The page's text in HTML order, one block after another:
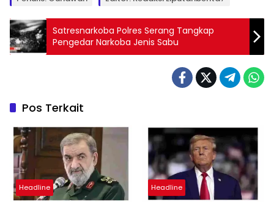
Satresnarkoba Polres Serang Tangkap
Pengedar Narkoba Jenis Sabu
Pos Terkait
Headline Headline